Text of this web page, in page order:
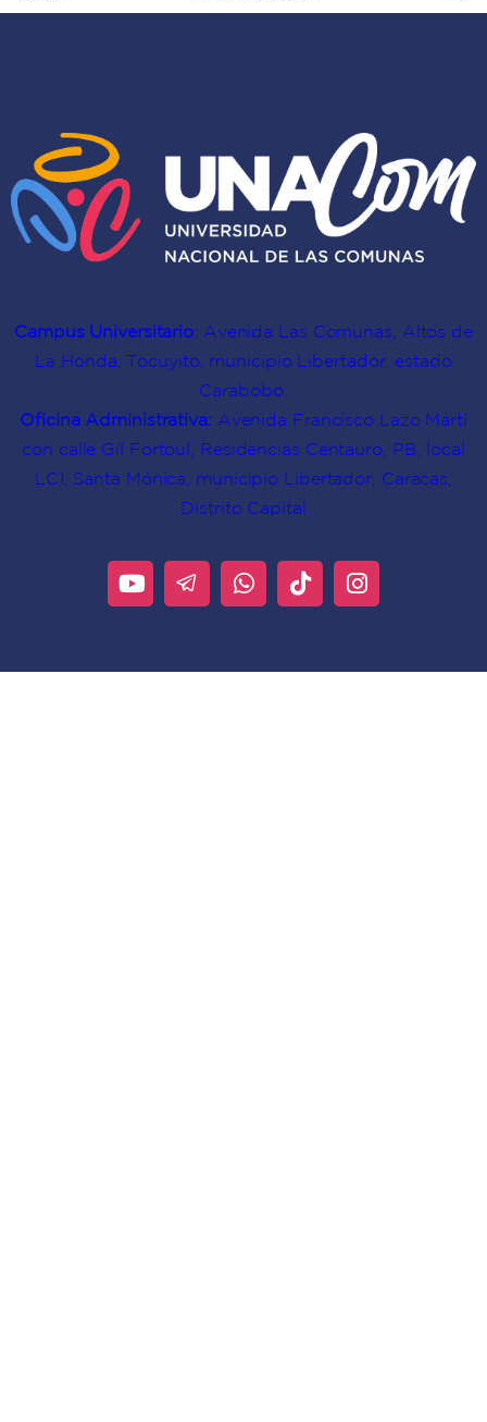
comunal
sobre
Campus Universitario: Avenida Las Comunas, Altos de
La Honda, Tocuyito, municipio Libertador, estado
Carabobo.
Oficina Administrativa: Avenida Francisco Lazo Martí
con calle Gil Fortoul, Residencias Centauro, PB, local
LC1, Santa Mónica, municipio Libertador, Caracas,
Distrito Capital